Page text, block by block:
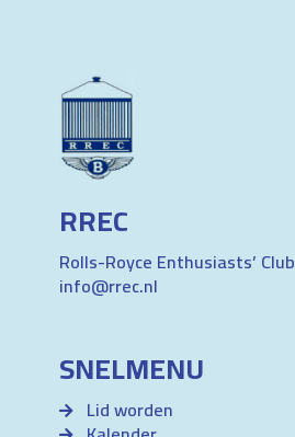
RREC
Rolls-Royce Enthusiasts’
info@rrec.nl
SNELMENU
Lid worden